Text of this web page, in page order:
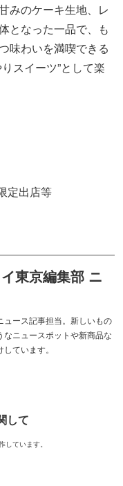
みのケーキ生地、レ
となった一品で、も
味わいを満喫できる
スイーツ”として楽
定出店等
東京編集部 ニ
ュース記事担当。新しいもの
ニュースポットや新商品な
ています。
して
ています。